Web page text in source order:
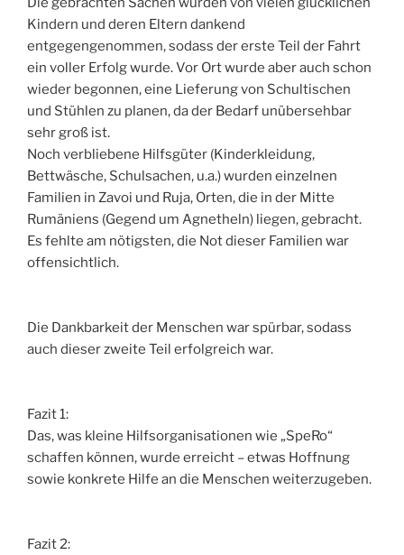
Kindern und deren Eltern dankend
entgegengenommen, sodass der erste Teil der Fahrt
ein voller Erfolg wurde. Vor Ort wurde aber auch schon
wieder begonnen, eine Lieferung von Schultischen
und Stühlen zu planen, da der Bedarf unübersehbar
sehr groß ist.
Noch verbliebene Hilfsgüter (Kinderkleidung,
Bettwäsche, Schulsachen, u.a.) wurden einzelnen
Familien in Zavoi und Ruja, Orten, die in der Mitte
Rumäniens (Gegend um Agnetheln) liegen, gebracht.
Es fehlte am nötigsten, die Not dieser Familien war
offensichtlich.
Die Dankbarkeit der Menschen war spürbar, sodass
auch dieser zweite Teil erfolgreich war.
Fazit 1:
Das, was kleine Hilfsorganisationen wie „SpeRo“
schaffen können, wurde erreicht – etwas Hoffnung
sowie konkrete Hilfe an die Menschen weiterzugeben.
Fazit 2: